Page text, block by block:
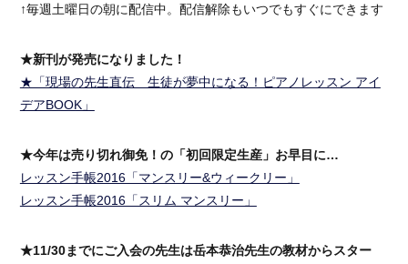
↑毎週土曜日の朝に配信中。配信解除もいつでもすぐにできます
★新刊が発売になりました！
★「現場の先生直伝 生徒が夢中になる！ピアノレッスン アイ
デアBOOK」
★今年は売り切れ御免！の「初回限定生産」お早目に…
レッスン手帳2016「マンスリー&ウィークリー」
レッスン手帳2016「スリム マンスリー」
★11/30までにご入会の先生は岳本恭治先生の教材からスター